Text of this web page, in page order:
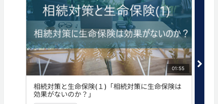
タグ
生命保険 相続 資産家
01:55
相続対策と生命保険(１)「相続対策に生命保険は
効果がないのか？」